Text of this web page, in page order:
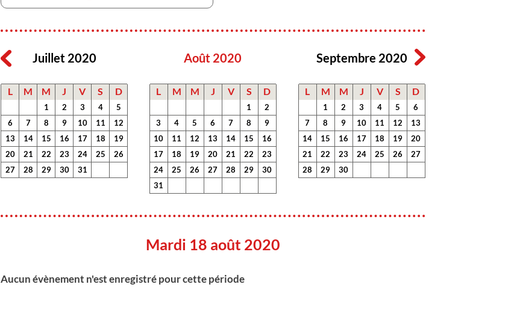
Juillet 2020
L M M J V S D
1 2 3 4
5
6
7 8 9 10 11
12
13
14 15 16 17 18
19
20
21 22 23 24 25
26
27
28 29 30 31
Août 2020
L M M J V S D
1
2
3
4 5 6 7 8
9
10
11 12 13 14 15
16
17
18 19 20 21 22
23
24
25 26 27 28 29
30
31
Septembre 2020
L M M J V S D
1 2 3 4 5
6
7
8 9 10 11 12
13
14
15 16 17 18 19
20
21
22 23 24 25 26
27
28
29 30
Mardi 18 août 2020
Aucun évènement n'est enregistré pour cette période